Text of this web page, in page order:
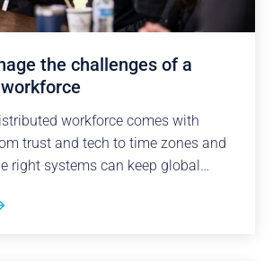
the challenges of a
workforce comes with
trust and tech to time zones and
right systems can keep global